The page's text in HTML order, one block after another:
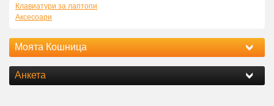
Клавиатури за лаптопи
Аксесоари
Моята Кошница
Анкета